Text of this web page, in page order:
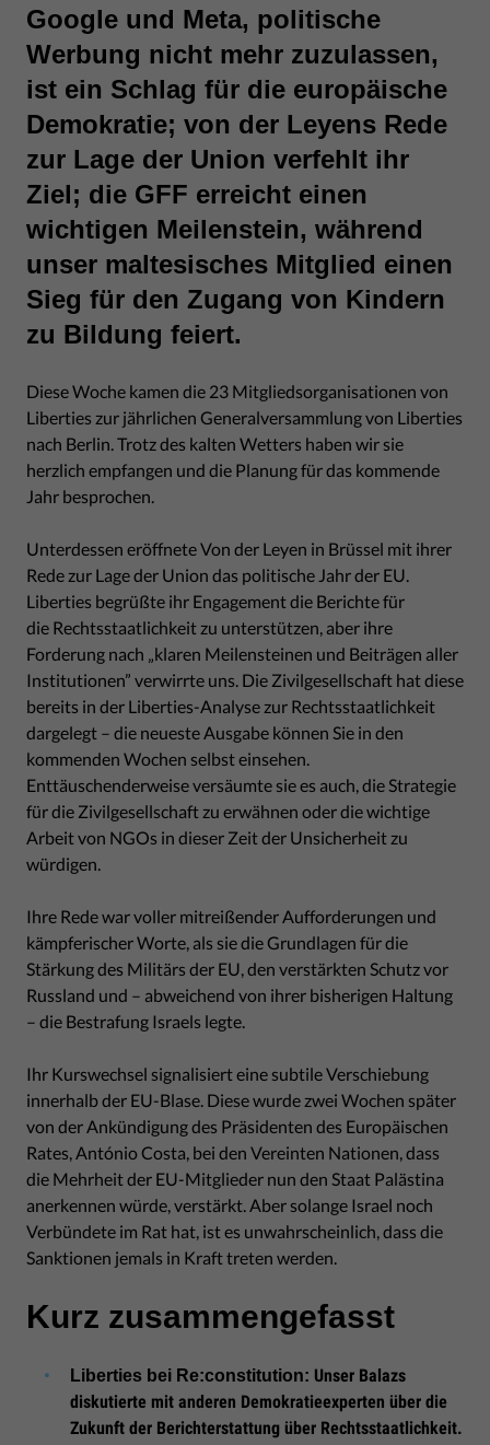
Google und Meta, politische
Werbung nicht mehr zuzulassen,
ist ein Schlag für die europäische
Demokratie; von der Leyens Rede
zur Lage der Union verfehlt ihr
Ziel; die GFF erreicht einen
wichtigen Meilenstein, während
unser maltesisches Mitglied einen
Sieg für den Zugang von Kindern
zu Bildung feiert.
Diese Woche kamen die 23 Mitgliedsorganisationen von
Liberties zur jährlichen Generalversammlung von Liberties
nach Berlin. Trotz des kalten Wetters haben wir sie
herzlich empfangen und die Planung für das kommende
Jahr besprochen.
Unterdessen eröffnete Von der Leyen in Brüssel mit ihrer
Rede zur Lage der Union das politische Jahr der EU.
Liberties begrüßte ihr Engagement die Berichte für
die Rechtsstaatlichkeit zu unterstützen, aber ihre
Forderung nach „klaren Meilensteinen und Beiträgen aller
Institutionen” verwirrte uns. Die Zivilgesellschaft hat diese
bereits in der Liberties-Analyse zur Rechtsstaatlichkeit
dargelegt – die neueste Ausgabe können Sie in den
kommenden Wochen selbst einsehen.
Enttäuschenderweise versäumte sie es auch, die Strategie
für die Zivilgesellschaft zu erwähnen oder die wichtige
Arbeit von NGOs in dieser Zeit der Unsicherheit zu
würdigen.
Ihre Rede war voller mitreißender Aufforderungen und
kämpferischer Worte, als sie die Grundlagen für die
Stärkung des Militärs der EU, den verstärkten Schutz vor
Russland und – abweichend von ihrer bisherigen Haltung
– die Bestrafung Israels legte.
Ihr Kurswechsel signalisiert eine subtile Verschiebung
innerhalb der EU-Blase. Diese wurde zwei Wochen später
von der Ankündigung des Präsidenten des Europäischen
Rates, António Costa, bei den Vereinten Nationen, dass
die Mehrheit der EU-Mitglieder nun den Staat Palästina
anerkennen würde, verstärkt. Aber solange Israel noch
Verbündete im Rat hat, ist es unwahrscheinlich, dass die
Sanktionen jemals in Kraft treten werden.
Kurz zusammengefasst
Liberties bei Re:constitution: Unser Balazs
diskutierte mit anderen Demokratieexperten über die
Zukunft der Berichterstattung über Rechtsstaatlichkeit.